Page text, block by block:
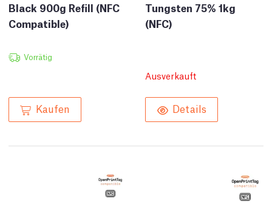
Black 900g Refill (NFC
Compatible)
Vorrätig
Kaufen
Tungsten 75% 1kg
(NFC)
Ausverkauft
Details